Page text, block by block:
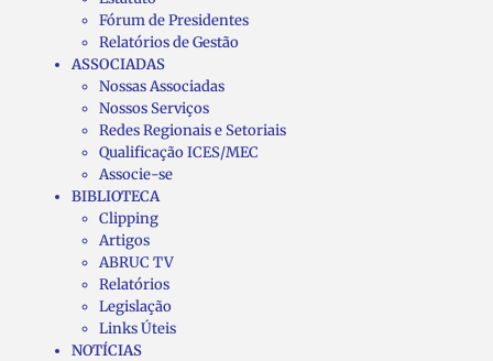
Fórum de Presidentes
Relatórios de Gestão
ASSOCIADAS
Nossas Associadas
Nossos Serviços
Redes Regionais e Setoriais
Qualificação ICES/MEC
Associe-se
BIBLIOTECA
Clipping
Artigos
ABRUC TV
Relatórios
Legislação
Links Úteis
NOTÍCIAS